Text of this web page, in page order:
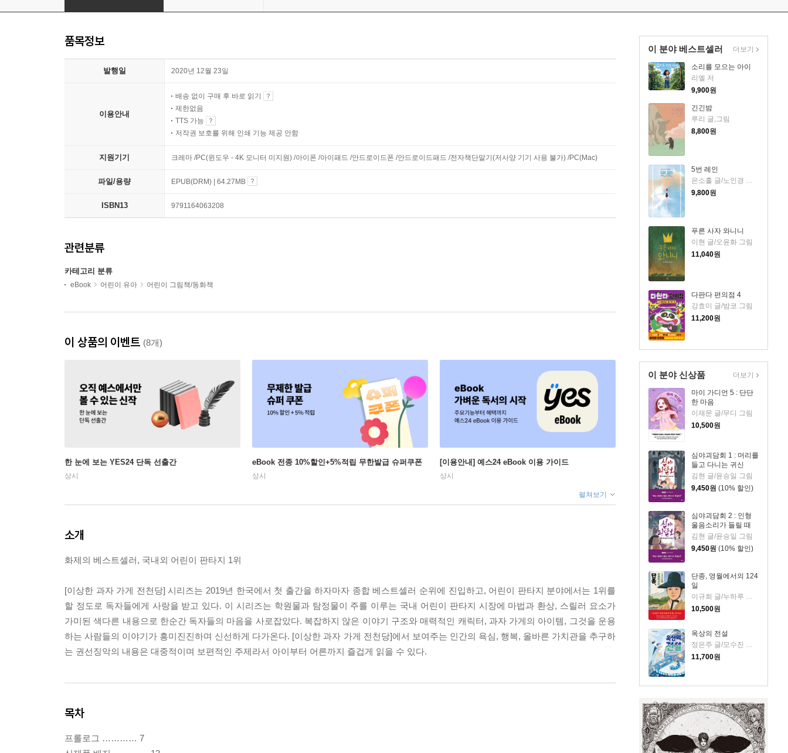
이 분야 베스트셀러
소리를 모으는 아이
리엘 저
9,900원
긴긴밤
루리 글,그림
8,800원
5번 레인
은소홀 글/노인경 그림
9,800원
푸른 사자 와니니
이현 글/오윤화 그림
11,040원
다판다 편의점 4
강효미 글/밤코 그림
11,200원
더보기
이 분야 신상품
마이 가디언 5 : 단단
한 마음
이재문 글/무디 그림
10,500원
심야괴담회 1 : 머리를
들고 다니는 귀신
김현 글/윤승일 그림
9,450원 (10% 할인)
심야괴담회 2 : 인형
울음소리가 들릴 때
김현 글/윤승일 그림
9,450원 (10% 할인)
단종, 영월에서의 124
일
이규희 글/누하루 그림
10,500원
옥상의 전설
정은주 글/모수진 그림
11,700원
더보기
품목정보
발행일 2020년 12월 23일
이용안내
배송 없이 구매 후 바로 읽기
제한없음
TTS 가능
저작권 보호를 위해 인쇄 기능 제공 안함
지원기기 크레마 /PC(윈도우 - 4K 모니터 미지원) /아이폰 /아이패드 /안드로이드폰 /안드로이드패드 /전자책단말기(저사양 기기 사용 불가) /PC(Mac)
파일/용량 EPUB(DRM) | 64.27MB
ISBN13 9791164063208
관련분류
카테고리 분류
eBook 어린이 유아 어린이 그림책/동화책
이 상품의 이벤트 (8개)
한 눈에 보는 YES24 단독 선출간
상시
eBook 전종 10%할인+5%적립 무한발급 슈퍼쿠폰
상시
[이용안내] 예스24 eBook 이용 가이드
상시
펼쳐보기
소개
화제의 베스트셀러, 국내외 어린이 판타지 1위
[이상한 과자 가게 전천당] 시리즈는 2019년 한국에서 첫 출간을 하자마자 종합 베스트셀러 순위에 진입하고, 어린이 판타지 분야에서는 1위를
할 정도로 독자들에게 사랑을 받고 있다. 이 시리즈는 학원물과 탐정물이 주를 이루는 국내 어린이 판타지 시장에 마법과 환상, 스릴러 요소가
가미된 색다른 내용으로 한순간 독자들의 마음을 사로잡았다. 복잡하지 않은 이야기 구조와 매력적인 캐릭터, 과자 가게의 아이템, 그것을 운용
하는 사람들의 이야기가 흥미진진하며 신선하게 다가온다. [이상한 과자 가게 전천당]에서 보여주는 인간의 욕심, 행복, 올바른 가치관을 추구하
는 권선징악의 내용은 대중적이며 보편적인 주제라서 아이부터 어른까지 즐겁게 읽을 수 있다.
목차
프롤로그 ………… 7